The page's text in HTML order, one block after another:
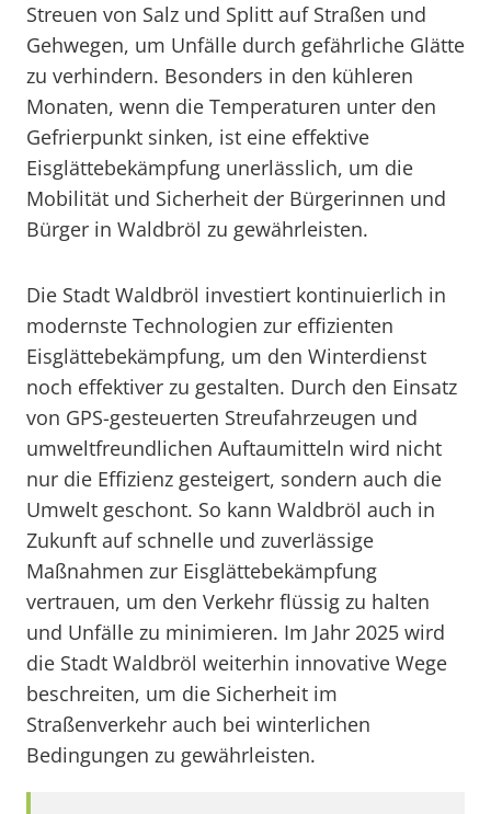
Streuen von Salz und Splitt auf Straßen und
Gehwegen, um Unfälle durch gefährliche Glätte
zu verhindern. Besonders in den kühleren
Monaten, wenn die Temperaturen unter den
Gefrierpunkt sinken, ist eine effektive
Eisglättebekämpfung unerlässlich, um die
Mobilität und Sicherheit der Bürgerinnen und
Bürger in Waldbröl zu gewährleisten.
Die Stadt Waldbröl investiert kontinuierlich in
modernste Technologien zur effizienten
Eisglättebekämpfung, um den Winterdienst
noch effektiver zu gestalten. Durch den Einsatz
von GPS-gesteuerten Streufahrzeugen und
umweltfreundlichen Auftaumitteln wird nicht
nur die Effizienz gesteigert, sondern auch die
Umwelt geschont. So kann Waldbröl auch in
Zukunft auf schnelle und zuverlässige
Maßnahmen zur Eisglättebekämpfung
vertrauen, um den Verkehr flüssig zu halten
und Unfälle zu minimieren. Im Jahr 2025 wird
die Stadt Waldbröl weiterhin innovative Wege
beschreiten, um die Sicherheit im
Straßenverkehr auch bei winterlichen
Bedingungen zu gewährleisten.